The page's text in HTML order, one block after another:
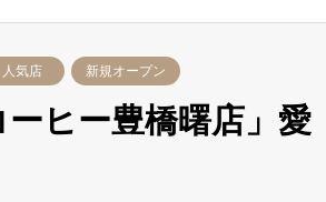
人気店 新規オープン
ヒー豊橋曙店」愛